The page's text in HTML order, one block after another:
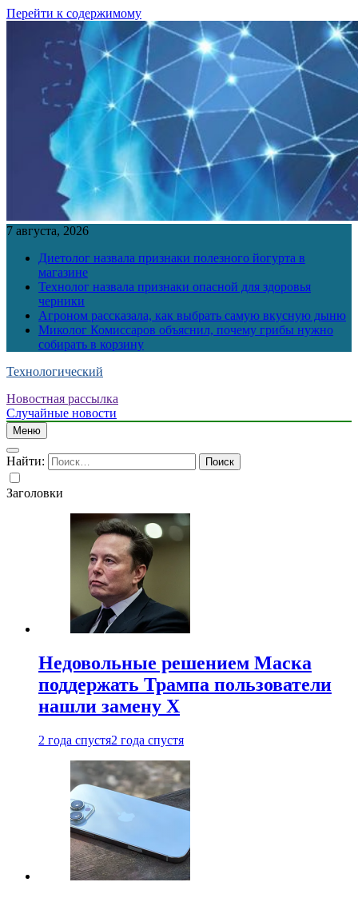
Перейти к содержимому
7 августа, 2026
Диетолог назвала признаки полезного йогурта в
магазине
Технолог назвала признаки опасной для здоровья
черники
Агроном рассказала, как выбрать самую вкусную дыню
Миколог Комиссаров объяснил, почему грибы нужно
собирать в корзину
Технологический
Новостная рассылка
Случайные новости
Меню
Найти:
Заголовки
Недовольные решением Маска
поддержать Трампа пользователи
нашли замену X
2 года спустя2 года спустя